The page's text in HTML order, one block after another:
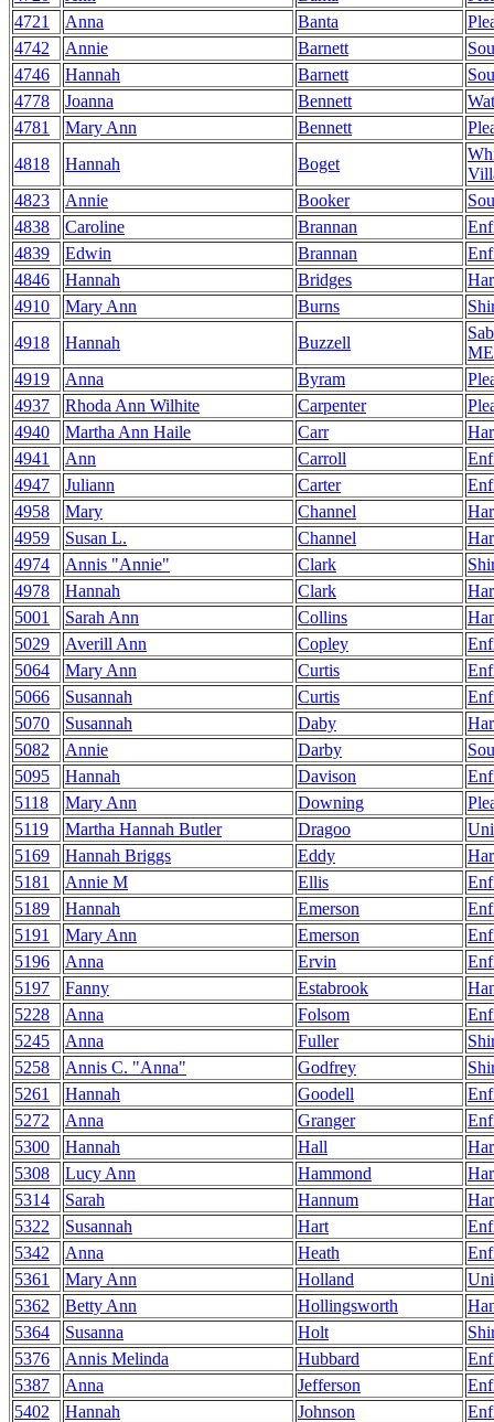
4721
Anna Banta
4742
Annie Barnett
4746
Hannah Barnett
4778
Joanna Bennett
4781
Mary Ann Bennett
4818
Hannah Boget
4823
Annie Booker
4838
Caroline Brannan
4839
Edwin Brannan
4846
Hannah Bridges
4910
Mary Ann Burns
4918
Hannah Buzzell
ME
4919
Anna Byram
4937
Rhoda Ann Wilhite Carpenter
4940
Martha Ann Haile Carr
4941
Ann Carroll
4947
Juliann Carter
4958
Mary Channel
4959
Susan L. Channel
4974
Annis "Annie" Clark
4978
Hannah Clark
5001
Sarah Ann Collins
5029
Averill Ann Copley
5064
Mary Ann Curtis
5066
Susannah Curtis
5070
Susannah Daby
5082
Annie Darby
5095
Hannah Davison
5118
Mary Ann Downing
5119
Martha Hannah Butler Dragoo
5169
Hannah Briggs Eddy
5181
Annie M Ellis
5189
Hannah Emerson
5191
Mary Ann Emerson
5196
Anna Ervin
5197
Fanny Estabrook
5228
Anna Folsom
5245
Anna Fuller
5258
Annis C. "Anna" Godfrey
5261
Hannah Goodell
5272
Anna Granger
5300
Hannah Hall
5308
Lucy Ann Hammond
5314
Sarah Hannum
5322
Susannah Hart
5342
Anna Heath
5361
Mary Ann Holland
5362
Betty Ann Hollingsworth
5364
Susanna Holt
5376
Annis Melinda Hubbard
5387
Anna Jefferson
5402
Hannah Johnson